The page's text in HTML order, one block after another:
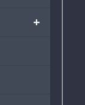
+